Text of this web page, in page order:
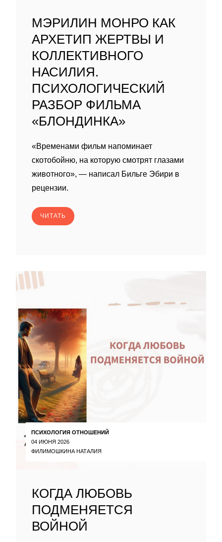
МЭРИЛИН МОНРО КАК
АРХЕТИП ЖЕРТВЫ И
КОЛЛЕКТИВНОГО
НАСИЛИЯ.
ПСИХОЛОГИЧЕСКИЙ
РАЗБОР ФИЛЬМА
«БЛОНДИНКА»
«Временами фильм напоминает
скотобойню, на которую смотрят глазами
животного», — написал Бильге Эбири в
рецензии.
ЧИТАТЬ
ПСИХОЛОГИЯ ОТНОШЕНИЙ
04 ИЮНЯ 2026
ФИЛИМОШКИНА НАТАЛИЯ
КОГДА ЛЮБОВЬ
ПОДМЕНЯЕТСЯ
ВОЙНОЙ